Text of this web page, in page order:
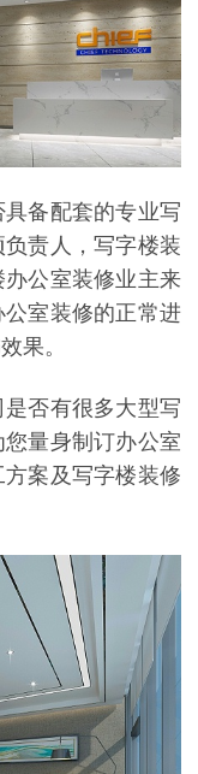
备配套的专业写
责人，写字楼装
公室装修业主来
室装修的正常进
果。
否有很多大型写
量身制订办公室
案及写字楼装修